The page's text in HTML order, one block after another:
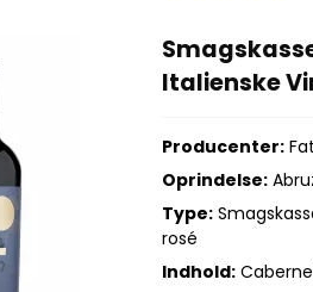
Italienske
Producenter:
Oprindelse:
Type:
rosé
Indhold: